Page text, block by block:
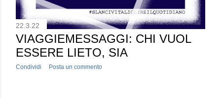
22.3.22
VIAGGIEMESSAGGI: CHI VUOL
ESSERE LIETO, SIA
Condividi Posta un commento